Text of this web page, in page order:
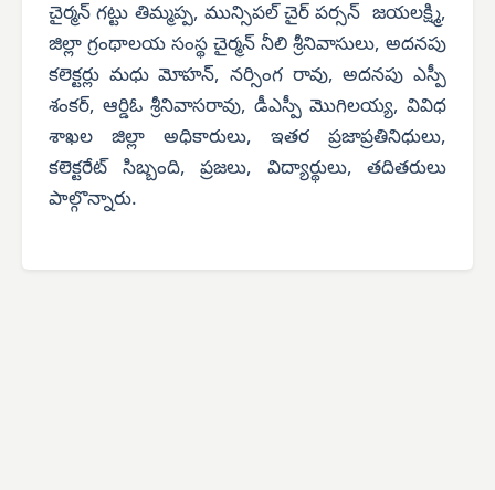
చైర్మన్ గట్టు తిమ్మప్ప, మున్సిపల్ చైర్ పర్సన్ జయలక్ష్మి,
జిల్లా గ్రంథాలయ సంస్థ చైర్మన్ నీలి శ్రీనివాసులు, అదనపు
కలెక్టర్లు మధు మోహన్, నర్సింగ రావు, అదనపు ఎస్పీ
శంకర్, ఆర్డిఓ శ్రీనివాసరావు, డీఎస్పీ మొగిలయ్య, వివిధ
శాఖల జిల్లా అధికారులు, ఇతర ప్రజాప్రతినిధులు,
కలెక్టరేట్ సిబ్బంది, ప్రజలు, విద్యార్థులు, తదితరులు
పాల్గొన్నారు.